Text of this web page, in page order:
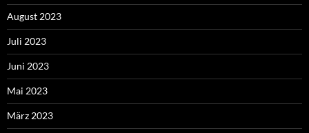
August 2023
Juli 2023
Juni 2023
Mai 2023
März 2023